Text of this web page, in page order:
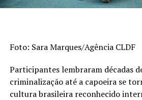
até as 5h de segunda-feira (28),
Desenhada por Oscar Niemeyer e
Ponte Honestino Guimarães está
segundo semestre de 2021. O
milhões prevê o reforço das
da iluminação e a reforma das
Foto: Sara Marques/Agência CLDF
Participantes lembraram décadas
criminalização até a capoeira se
cultura brasileira reconhecido